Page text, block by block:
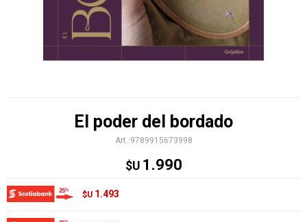
El poder del bordado
9789915673998
$U 1.990
$U 1.493